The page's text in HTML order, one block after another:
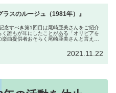
ラスのルージュ（1981年）』
念すべき第1回目は尾崎亜美さんをご紹介
く誰もが耳にしたことがある「オリビアを
楽曲提供者おそらく尾崎亜美さんと言え
2021.11.22